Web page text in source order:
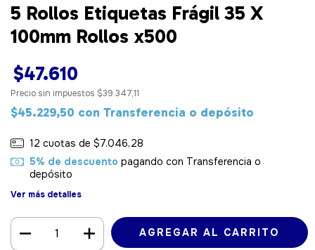
5 Rollos Etiquetas Frágil 35 X
100mm Rollos x500
$47.610
Precio sin impuestos $39.347,11
$45.229,50 con Transferencia o depósito
12 cuotas de $7.046,28
5% de descuento pagando con Transferencia o
depósito
Ver más detalles